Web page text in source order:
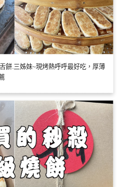
餅.三姊妹~現烤熱呼呼最好吃，厚薄